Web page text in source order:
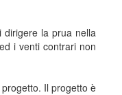
dirigere la prua nella
i venti contrari non
Il progetto è